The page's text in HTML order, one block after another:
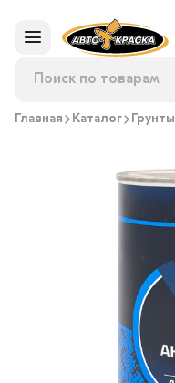
Главная Каталог Грунты